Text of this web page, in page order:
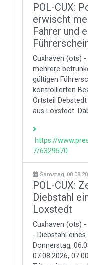
POL-CUX:
erwischt
Fahrer und
Cuxhaven (ots)
mehrere
gültigen
kontrollierten
Ortsteil
aus Loxstedt.
https://
7/6329570
Samstag,
POL-CUX:
Diebstahl
Loxstedt
Cuxhaven (ots)
- Diebstahl
Donnerstag,
07.08.2026,